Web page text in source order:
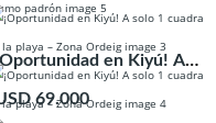
en Kiyú! A
solo 1 cuadra de la playa –
Ordeig
69.000